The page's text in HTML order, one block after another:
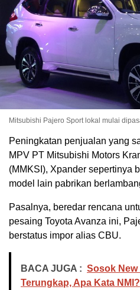
Mitsubishi Pajero Sport lokal mulai
Peningkatan penjualan yang
MPV PT Mitsubishi Motors
(MMKSI), Xpander sepertinya
model lain pabrikan
Pasalnya, beredar rencana
pesaing Toyota Avanza ini,
berstatus impor alias CBU.
BACA JUGA : Sosok
Terungkap, Apa Kata NMI?